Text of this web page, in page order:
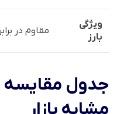
ویژگی
بارز
مقاوم در
جدول مقایسه